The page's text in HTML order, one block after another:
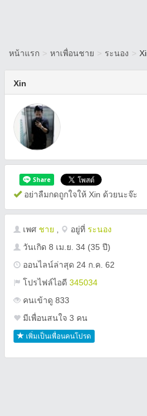
หน้าแรก > หาเพื่อนชาย > ระนอง >
Xin
อย่าลืมกดถูกใจให้ Xin ด้วยนะจ๊ะ
เพศ ชาย อยู่ที่ ระนอง
วันเกิด 8 เม.ย. 34 (35 ปี)
ออนไลน์ล่าสุด 24 ก.ค. 62
โปรไฟล์ไอดี 345034
คนเข้าดู 833
มีเพื่อนสนใจ 3 คน
เพิ่มเป็นเพื่อนคนโปรด